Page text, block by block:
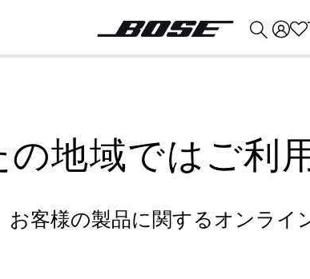
の地域ではご利
客様の製品に関するオンライ